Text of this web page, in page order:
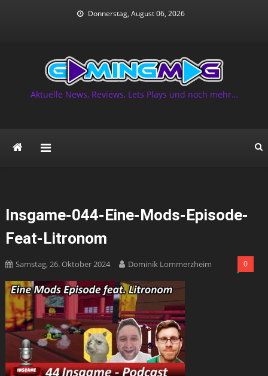
Donnerstag, August 06, 2026
Aktuelle News, Reviews, Lets Plays und noch mehr…
Insgame-044-Eine-Mods-Episode-
Feat-Litronom
Samstag, 26. Oktober 2024 Dominik Lommerzheim 0